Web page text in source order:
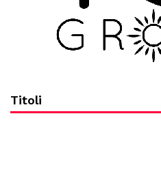
Titoli